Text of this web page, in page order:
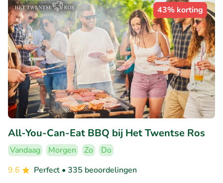
43% korting
All-You-Can-Eat BBQ bij Het Twentse Ros
Vandaag Morgen Zo
Do
9.6
Perfect • 335 beoordelingen